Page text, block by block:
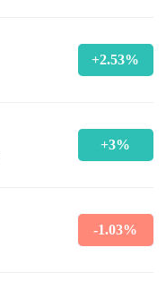
+2.53%
+3%
-1.03%